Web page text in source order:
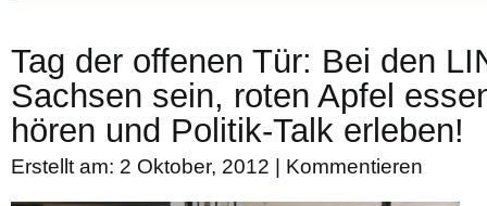
Tag der offenen Tür: Bei den
Sachsen sein, roten Apfel
hören und Politik-Talk erleben!
Erstellt am: 2 Oktober, 2012 | Kommentieren